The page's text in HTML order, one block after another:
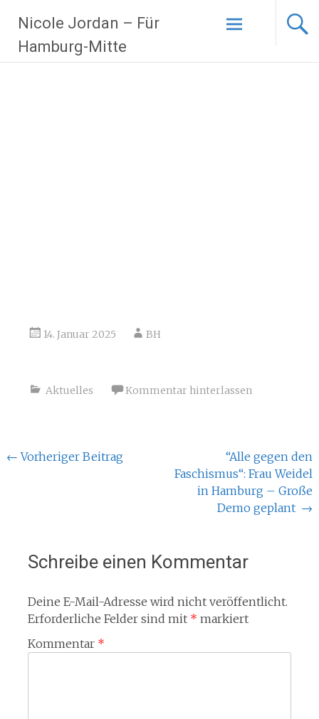
Inhalt
springen
Nicole Jordan – Für
Hamburg-Mitte
14. Januar 2025 BH
Aktuelles Kommentar hinterlassen
Beitragsnavigation
← Vorheriger Beitrag
“Alle gegen den
Faschismus“: Frau Weidel
in Hamburg – Große
Demo geplant →
Schreibe einen Kommentar
Deine E-Mail-Adresse wird nicht veröffentlicht.
Erforderliche Felder sind mit * markiert
Kommentar *